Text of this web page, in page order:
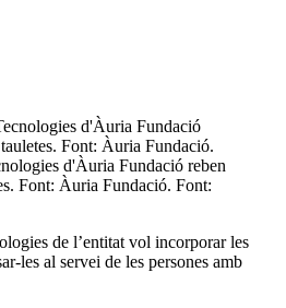
d'Àuria Fundació reben
Font: Àuria Fundació. Font:
de l’entitat vol incorporar les
les al servei de les persones amb